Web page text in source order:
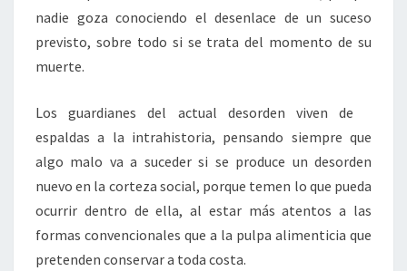
nadie goza conociendo el desenlace de un suceso
previsto, sobre todo si se trata del momento de su
muerte.
Los guardianes del actual desorden viven de
espaldas a la intrahistoria, pensando siempre que
algo malo va a suceder si se produce un desorden
nuevo en la corteza social, porque temen lo que pueda
ocurrir dentro de ella, al estar más atentos a las
formas convencionales que a la pulpa alimenticia que
pretenden conservar a toda costa.